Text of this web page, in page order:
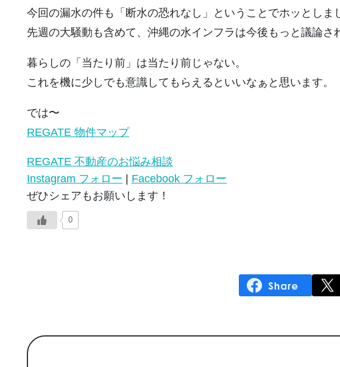
今回の漏水の件も「断水の恐れなし」ということでホッとしま
先週の大騒動も含めて、沖縄の水インフラは今後もっと議論さ
暮らしの「当たり前」は当たり前じゃない。
これを機に少しでも意識してもらえるといいなぁと思います。
では〜
REGATE 物件マップ
REGATE 不動産のお悩み相談
Instagram フォロー
Facebook フォロー
ぜひシェアもお願いします！
0